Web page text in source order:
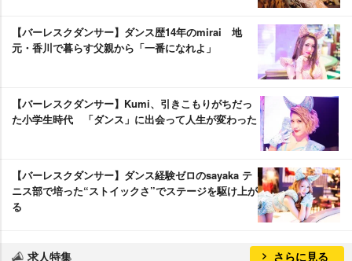
【バーレスクダンサー】ダンス歴14年のmirai 地
元・香川で暮らす父親から「一番になれよ」
【バーレスクダンサー】Kumi、引きこもりがちだっ
た小学生時代 「ダンス」に出会って人生が変わった
【バーレスクダンサー】ダンス経験ゼロのsayaka テ
ニス部で培った“ストイックさ”でステージを駆け上が
る
求人特集 さらに見る